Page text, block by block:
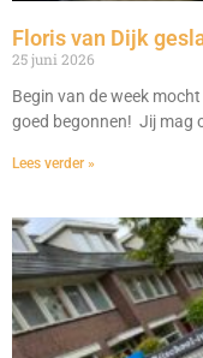
Floris van Dijk
25 juni 2026
Begin van de week
goed begonnen! Jij mag
Lees verder »